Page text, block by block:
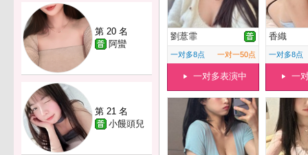
第 20 名
阿蠻
第 21 名
小饅頭兒
劉薏霏
一对多8点 一对一50点
一对多表演中
香織
一对多8点
一